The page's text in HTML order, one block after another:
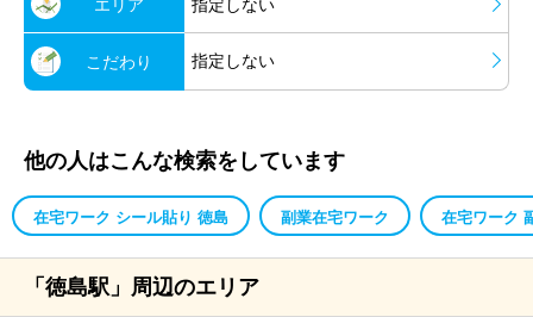
エリア 指定しない
こだわり 指定しない
他の人はこんな検索をしています
在宅ワーク シール貼り 徳島 副業在宅ワーク 在宅ワーク
「徳島駅」周辺のエリア